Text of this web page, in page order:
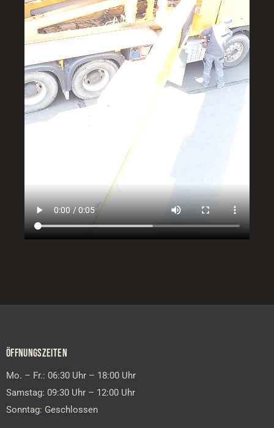
ÖFFNUNGSZEITEN
Mo. – Fr.: 06:30 Uhr – 18:00 Uhr
Samstag: 09:30 Uhr – 12:00 Uhr
Sonntag: Geschlossen